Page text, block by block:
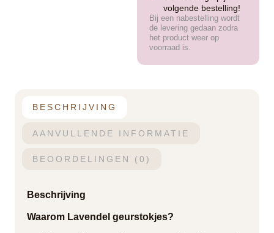
volgende bestelling!
Bij een nabestelling wordt
de levering gedaan zodra
het product weer op
voorraad is.
BESCHRIJVING
AANVULLENDE INFORMATIE
BEOORDELINGEN (0)
Beschrijving
Waarom Lavendel geurstokjes?